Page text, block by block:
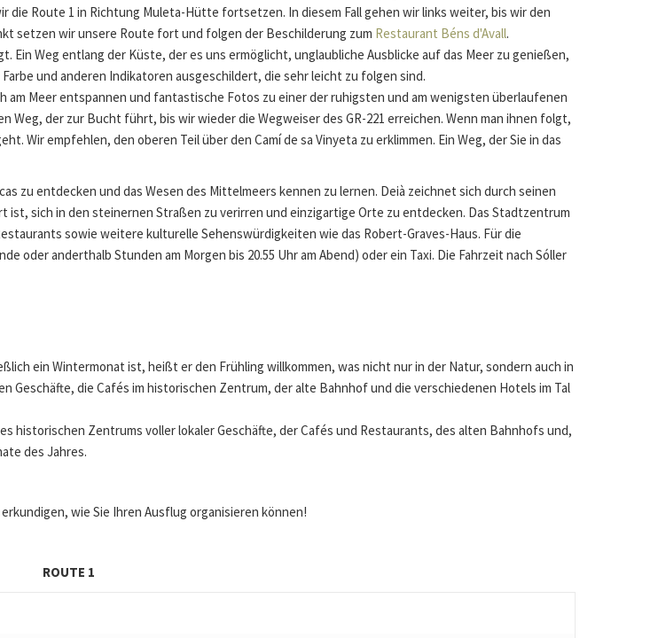
die Route 1 in Richtung Muleta-Hütte fortsetzen. In diesem Fall gehen wir links weiter, bis wir den
setzen wir unsere Route fort und folgen der Beschilderung zum Restaurant Béns d'Avall.
Ein Weg entlang der Küste, der es uns ermöglicht, unglaubliche Ausblicke auf das Meer zu genießen,
und anderen Indikatoren ausgeschildert, die sehr leicht zu folgen sind.
am Meer entspannen und fantastische Fotos zu einer der ruhigsten und am wenigsten überlaufenen
Weg, der zur Bucht führt, bis wir wieder die Wegweiser des GR-221 erreichen. Wenn man ihnen folgt,
Wir empfehlen, den oberen Teil über den Camí de sa Vinyeta zu erklimmen. Ein Weg, der Sie in das
zu entdecken und das Wesen des Mittelmeers kennen zu lernen. Deià zeichnet sich durch seinen
sich in den steinernen Straßen zu verirren und einzigartige Orte zu entdecken. Das Stadtzentrum
sowie weitere kulturelle Sehenswürdigkeiten wie das Robert-Graves-Haus. Für die
oder anderthalb Stunden am Morgen bis 20.55 Uhr am Abend) oder ein Taxi. Die Fahrzeit nach Sóller
ein Wintermonat ist, heißt er den Frühling willkommen, was nicht nur in der Natur, sondern auch in
Geschäfte, die Cafés im historischen Zentrum, der alte Bahnhof und die verschiedenen Hotels im Tal
historischen Zentrums voller lokaler Geschäfte, der Cafés und Restaurants, des alten Bahnhofs und,
des Jahres.
erkundigen, wie Sie Ihren Ausflug organisieren können!
ROUTE 1